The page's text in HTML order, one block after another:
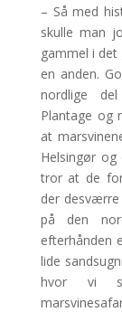
– Så med
skulle man
gammel i
en anden.
nordlige
Plantage og
at
Helsingør
tror at de
der desværre
på den
efterhånden
lide
hvor vi